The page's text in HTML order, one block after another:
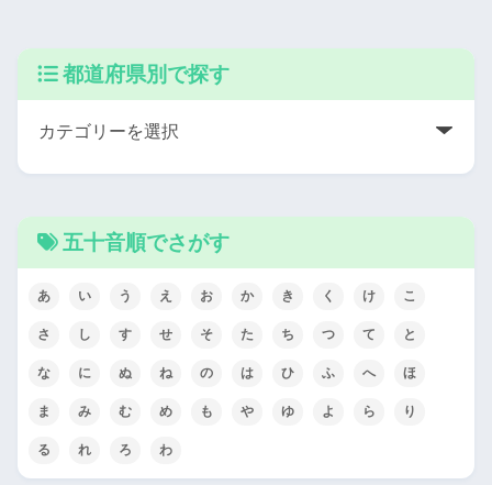
都道府県別で探す
五十音順でさがす
あ い う え お か き く け こ
さ し す せ そ た ち つ て と
な に ぬ ね の は ひ ふ へ ほ
ま み む め も や ゆ よ ら り
る れ ろ わ